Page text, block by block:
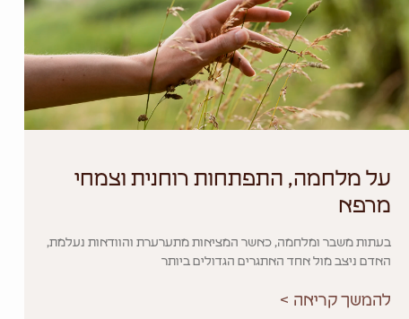
על מלחמה, התפתחות רוחנית וצמחי
מרפא
בעתות משבר ומלחמה, כאשר המציאות מתערערת והוודאות נעלמת,
האדם ניצב מול אחד האתגרים הגדולים ביותר
להמשך קריאה >